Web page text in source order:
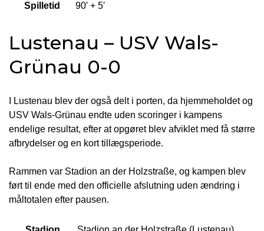
Spilletid
90′ + 5′
Lustenau – USV Wals-
Grünau 0-0
I Lustenau blev der også delt i porten, da hjemmeholdet og
USV Wals-Grünau endte uden scoringer i kampens
endelige resultat, efter at opgøret blev afviklet med få større
afbrydelser og en kort tillægsperiode.
Rammen var Stadion an der Holzstraße, og kampen blev
ført til ende med den officielle afslutning uden ændring i
måltotalen efter pausen.